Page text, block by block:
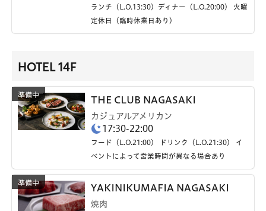
ランチ（L.O.13:30）ディナー（L.O.20:00） 火曜
定休日（臨時休業日あり）
HOTEL 14F
THE CLUB NAGASAKI
カジュアルアメリカン
17:30-22:00
フード（L.O.21:00） ドリンク（L.O.21:30） イ
ベントによって営業時間が異なる場合あり
YAKINIKUMAFIA NAGASAKI
焼肉